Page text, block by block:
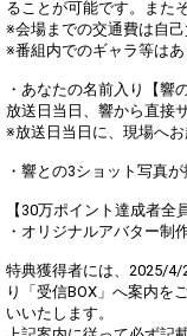
ることが可能です。また
※会場までの交通費は自
※番組内でのギャラ等はあ
・あなたの名前入り【響
放送日当日、響から直接
※放送日当日に、現場へお
・響との3ショット写真が
【30万ポイント達成者全員
・オリジナルアバター制
特典獲得者には、2025/4/
り「受信BOX」へ案内を
いいたします。